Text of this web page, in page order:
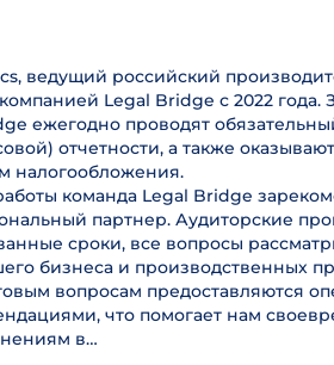
ведущий российский
Legal Bridge с 2022 года.
ежегодно проводят
отчетности, а также
налогообложения.
команда Legal Bridge
партнер. Аудиторские
сроки, все вопросы
бизнеса и производственных
вопросам предоставляются
что помогает нам
в…